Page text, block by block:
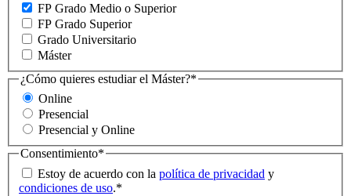
FP Grado Medio o Superior
FP Grado Superior
Grado Universitario
Máster
¿Cómo quieres estudiar el Máster?*
Online
Presencial
Presencial y Online
Consentimiento*
Estoy de acuerdo con la política de privacidad y
condiciones de uso.*